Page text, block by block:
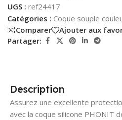
UGS : ref24417
Catégories : Coque souple
Comparer
Ajouter aux
Partager:
Description
Assurez une excellente
avec la coque silicone PHONIT